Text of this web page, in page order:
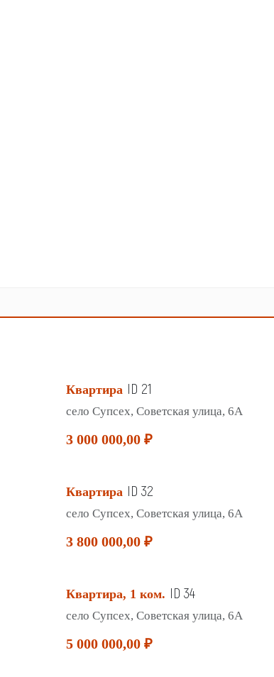
Квартира ID 21
село Супсех, Советская улица, 6А
3 000 000,00 ₽
Квартира ID 32
село Супсех, Советская улица, 6А
3 800 000,00 ₽
Квартира, 1 ком. ID 34
село Супсех, Советская улица, 6А
5 000 000,00 ₽